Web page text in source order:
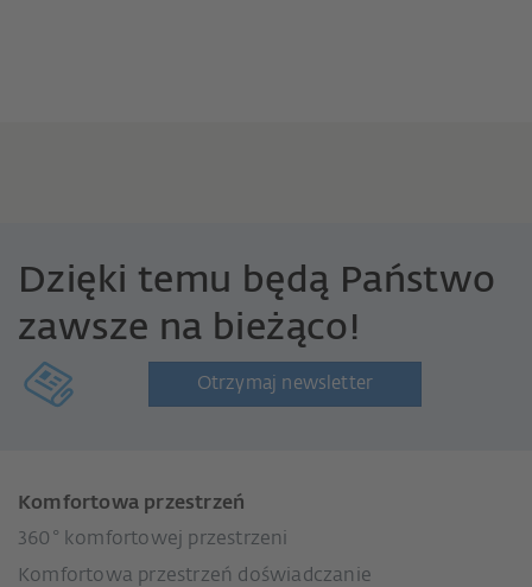
Dzięki temu będą Państwo
zawsze na bieżąco!
Otrzymaj newsletter
Komfortowa przestrzeń
360° komfortowej przestrzeni
Komfortowa przestrzeń doświadczanie